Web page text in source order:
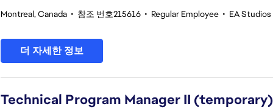
Montreal, Canada • 참조 번호215616 • Regular Employee • EA
더 자세한 정보
Technical Program Manager II (temporary)